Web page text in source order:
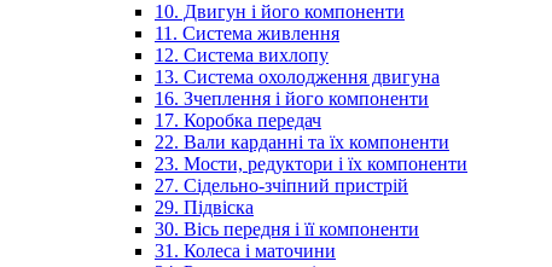
10. Двигун і його компоненти
11. Система живлення
12. Система вихлопу
13. Система охолодження двигуна
16. Зчеплення і його компоненти
17. Коробка передач
22. Вали карданні та їх компоненти
23. Мости, редуктори і їх компоненти
27. Сідельно-зчіпний пристрій
29. Підвіска
30. Вісь передня і її компоненти
31. Колеса і маточини